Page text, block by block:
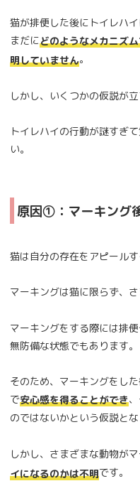
猫が排便した後にトイレハ
まだにどのようなメカニズ
明していません。
しかし、いくつかの仮説が
トイレハイの行動が謎すぎ
い。
原因①：マーキング
猫は自分の存在をアピール
マーキングは猫に限らず、
マーキングをする際には排
無防備な状態でもあります。
そのため、マーキングをし
で安心感を得ることができ
のではないかという仮説とな
しかし、さまざまな動物が
イになるのかは不明です。